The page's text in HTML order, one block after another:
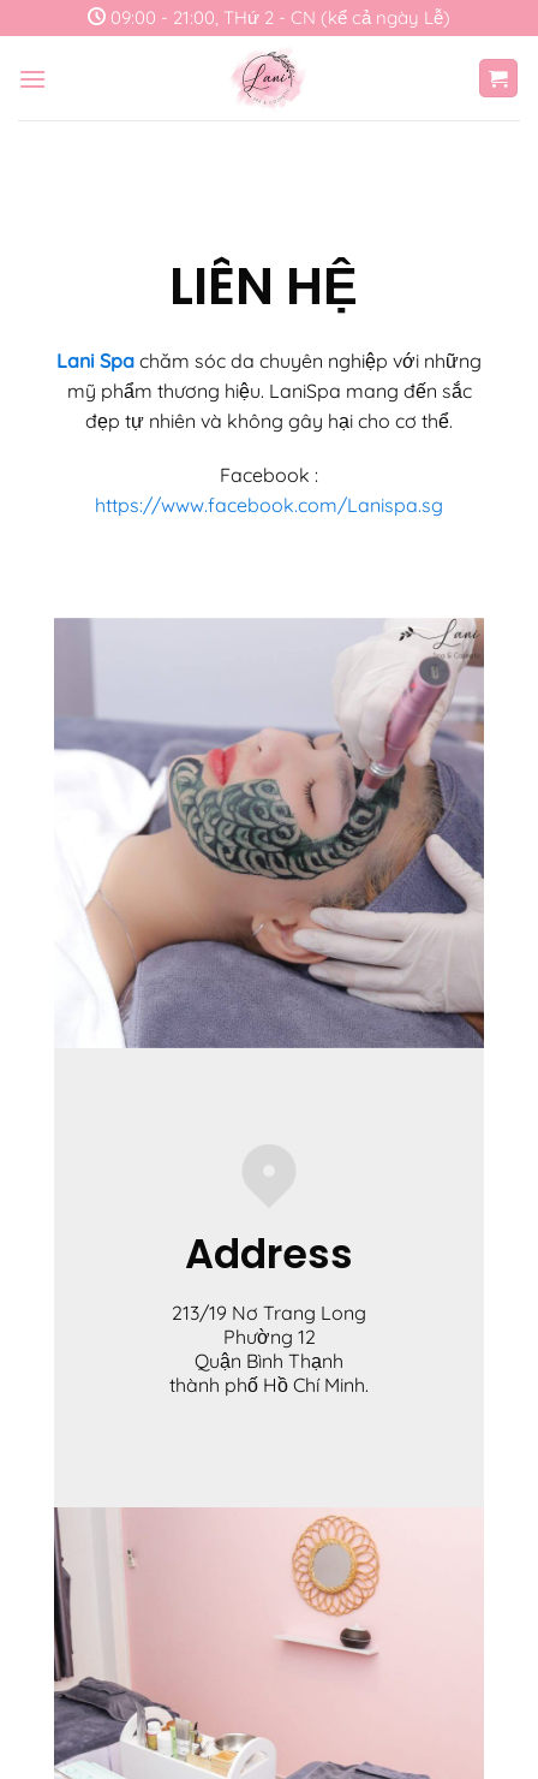
content
09:00 - 21:00, THứ 2 - CN (kể cả ngày Lễ)
LIÊN HỆ
Lani Spa chăm sóc da chuyên nghiệp với những
mỹ phẩm thương hiệu. LaniSpa mang đến sắc
đẹp tự nhiên và không gây hại cho cơ thể.
Facebook :
https://www.facebook.com/Lanispa.sg
Address
213/19 Nơ Trang Long
Phường 12
Quận Bình Thạnh
thành phố Hồ Chí Minh.